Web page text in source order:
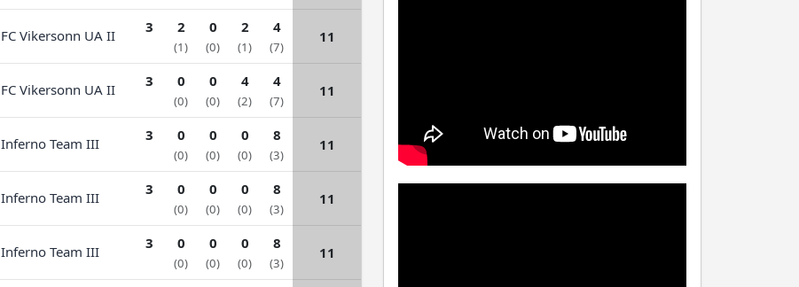
FC Vikersonn UA II 3 2
(1)
0
(0)
2
(1)
4
(7)
11
FC Vikersonn UA II 3 0
(0)
0
(0)
4
(2)
4
(7)
11
Inferno Team III 3 0
(0)
0
(0)
0
(0)
8
(3)
11
Inferno Team III 3 0
(0)
0
(0)
0
(0)
8
(3)
11
Inferno Team III 3 0
(0)
0
(0)
0
(0)
8
(3)
11